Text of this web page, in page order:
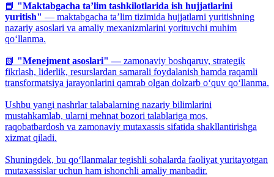
📘 "Maktabgacha ta’lim tashkilotlarida ish hujjatlarini
yuritish" — maktabgacha ta’lim tizimida hujjatlarni yuritishning
nazariy asoslari va amaliy mexanizmlarini yorituvchi muhim
qo‘llanma.
📗 "Menejment asoslari" —zamonaviy boshqaruv, strategik
fikrlash, liderlik, resurslardan samarali foydalanish hamda raqamli
transformatsiya jarayonlarini qamrab olgan dolzarb o‘quv qo‘llanma.
Ushbu yangi nashrlar talabalarning nazariy bilimlarini
mustahkamlab, ularni mehnat bozori talablariga mos,
raqobatbardosh va zamonaviy mutaxassis sifatida shakllantirishga
xizmat qiladi.
Shuningdek, bu qo‘llanmalar tegishli sohalarda faoliyat yuritayotgan
mutaxassislar uchun ham ishonchli amaliy manbadir.